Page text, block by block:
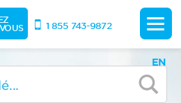
EN
1 855 743-9872